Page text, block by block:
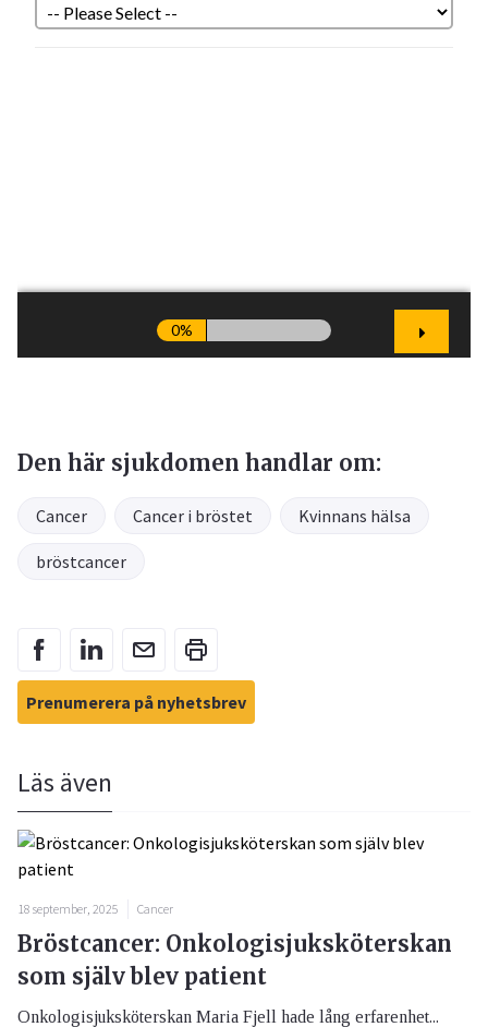
Den här sjukdomen handlar om:
Cancer Cancer i bröstet Kvinnans hälsa
bröstcancer
Prenumerera på nyhetsbrev
Läs även
18 september, 2025 Cancer
Bröstcancer: Onkologisjuksköterskan
som själv blev patient
Onkologisjuksköterskan Maria Fjell hade lång erfarenhet...